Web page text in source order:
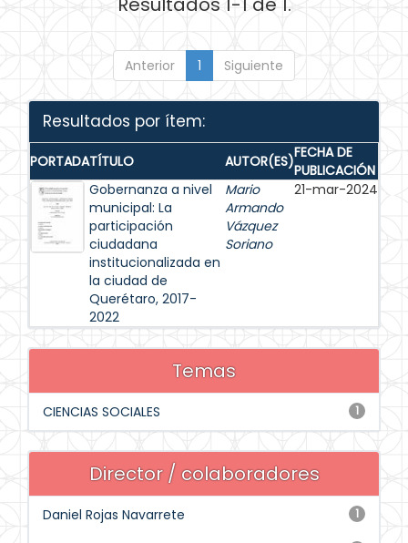
Anterior 1 Siguiente
Resultados por ítem:
PORTADATÍTULO AUTOR(ES)FECHA DE
PUBLICACIÓN
Gobernanza a nivel
municipal: La
participación
ciudadana
institucionalizada en
la ciudad de
Querétaro, 2017-
2022
Mario
Armando
Vázquez
Soriano
21-mar-2024
Temas
1
CIENCIAS SOCIALES
Director / colaboradores
1
Daniel Rojas Navarrete